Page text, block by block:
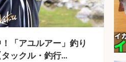
「アユルアー」釣り
ックル・釣行…